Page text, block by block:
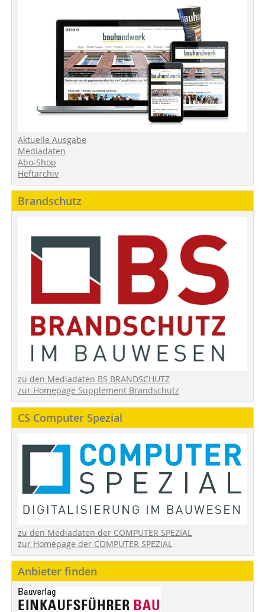
Aktuelle Ausgabe
Mediadaten
Abo-Shop
Heftarchiv
Brandschutz
zu den Mediadaten BS BRANDSCHUTZ
zur Homepage Supplement Brandschutz
CS Computer Spezial
zu den Mediadaten der COMPUTER SPEZIAL
zur Homepage der COMPUTER SPEZIAL
Anbieter finden